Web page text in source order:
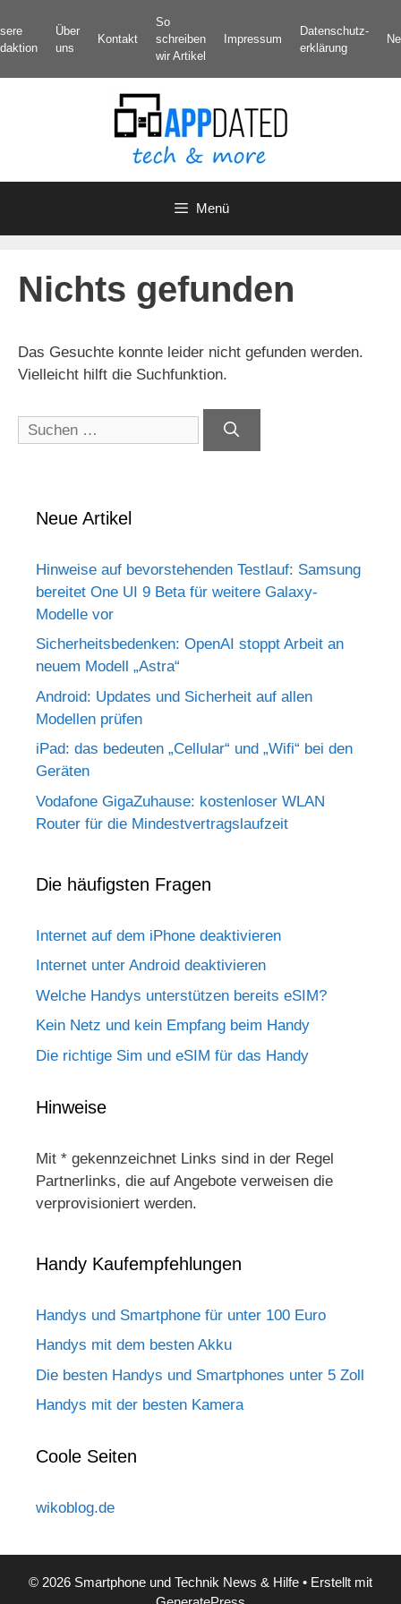
Inhalt
springen
Über
uns
Kontakt
So
schreiben
wir Artikel
Impressum
Datenschutz­
erklärung
Menü
Nichts gefunden
Das Gesuchte konnte leider nicht gefunden werden.
Vielleicht hilft die Suchfunktion.
Suchen
nach:
Neue Artikel
Hinweise auf bevorstehenden Testlauf: Samsung
bereitet One UI 9 Beta für weitere Galaxy-
Modelle vor
Sicherheitsbedenken: OpenAI stoppt Arbeit an
neuem Modell „Astra“
Android: Updates und Sicherheit auf allen
Modellen prüfen
iPad: das bedeuten „Cellular“ und „Wifi“ bei den
Geräten
Vodafone GigaZuhause: kostenloser WLAN
Router für die Mindestvertragslaufzeit
Die häufigsten Fragen
Internet auf dem iPhone deaktivieren
Internet unter Android deaktivieren
Welche Handys unterstützen bereits eSIM?
Kein Netz und kein Empfang beim Handy
Die richtige Sim und eSIM für das Handy
Hinweise
Mit * gekennzeichnet Links sind in der Regel
Partnerlinks, die auf Angebote verweisen die
verprovisioniert werden.
Handy Kaufempfehlungen
Handys und Smartphone für unter 100 Euro
Handys mit dem besten Akku
Die besten Handys und Smartphones unter 5 Zoll
Handys mit der besten Kamera
Coole Seiten
wikoblog.de
© 2026 Smartphone und Technik News & Hilfe • Erstellt mit